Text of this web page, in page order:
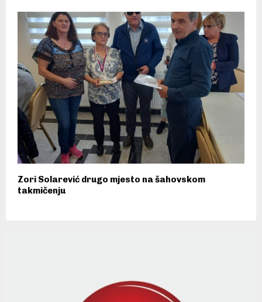
Zori Solarević drugo mjesto na šahovskom
takmičenju